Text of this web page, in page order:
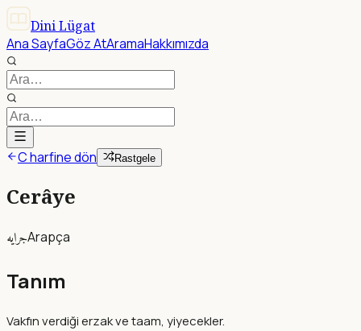
Dini Lügat
Ana SayfaGöz AtAramaHakkımızda
C harfine dön Rastgele
Cerâye
جرايهArapça
Tanım
Vakfın verdiği erzak ve taam, yiyecekler.